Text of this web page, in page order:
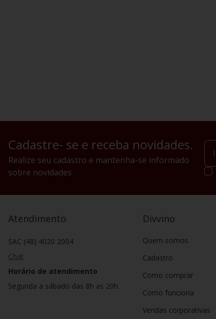
Cadastre- se e receba novidades.
Realize seu cadastro e mantenha-se informado
sobre novidades
Atendimento
SAC (48) 4020 2004
Chat
Horário de atendimento
Segunda a sábado das 8h as 20h.
Divvino
Quem somos
Cadastro
Como comprar
Como funciona
Vendas corporativas